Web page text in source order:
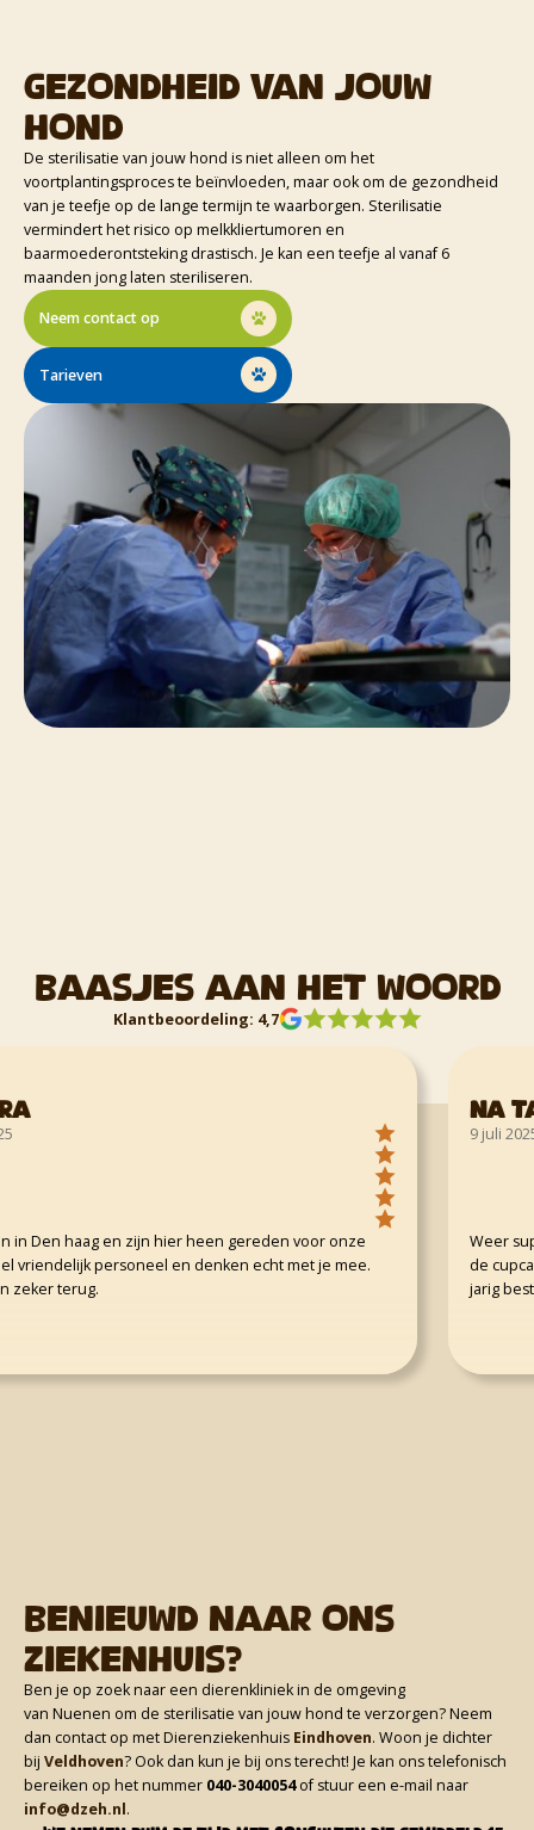
Gezondheid van jouw
hond
De sterilisatie van jouw hond is niet alleen om het
voortplantingsproces te beïnvloeden, maar ook om de gezondheid
van je teefje op de lange termijn te waarborgen. Sterilisatie
vermindert het risico op melkkliertumoren en
baarmoederontsteking drastisch. Je kan een teefje al vanaf 6
maanden jong laten steriliseren.
Neem contact op
Tarieven
Baasjes aan het woord
Klantbeoordeling: 4,7
haag en zijn hier heen gereden voor onze
personeel en denken echt met je mee.
terug.
Na ta
9 juli 2025
Weer super
de cupcakes
jarig bestaan🎉
Benieuwd naar ons
ziekenhuis?
Ben je op zoek naar een dierenkliniek in de omgeving
van Nuenen om de sterilisatie van jouw hond te verzorgen? Neem
dan contact op met Dierenziekenhuis Eindhoven. Woon je dichter
bij Veldhoven? Ook dan kun je bij ons terecht! Je kan ons telefonisch
bereiken op het nummer 040-3040054of stuur een e-mail naar
info@dzeh.nl.